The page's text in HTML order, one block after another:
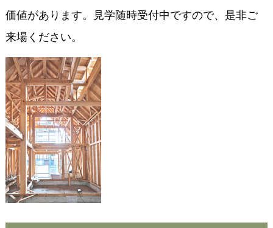
価値があります。見学随時受付中ですので、是非ご
来場ください。